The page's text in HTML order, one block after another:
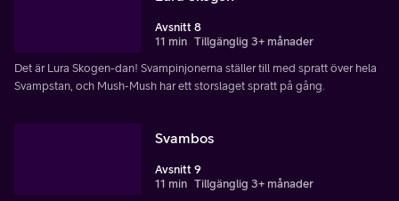
Avsnitt 8
11 min Tillgänglig 3+ månader
Det är Lura Skogen-dan! Svampinjonerna ställer till med spratt över hela
Svampstan, och Mush-Mush har ett storslaget spratt på gång.
Svambos
Avsnitt 9
11 min Tillgänglig 3+ månader